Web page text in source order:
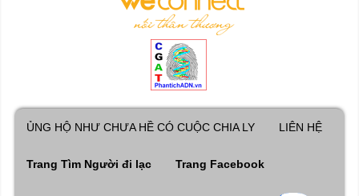
ỦNG HỘ NHƯ CHƯA HỀ CÓ CUỘC CHIA LY LIÊN HỆ
Trang Tìm Người đi lạc Trang Facebook